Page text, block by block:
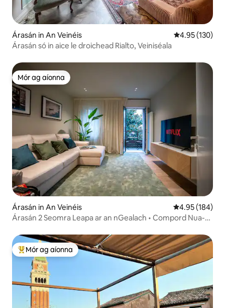
Ospedale agus tá bácús, tearmann,
bialanna, beáir agus tábhairní áitiúla
laistigh de 300m. Tá Cearnóg Rialto agus
St Mark 5 nóiméad ar shiúl.
Árasán in An Veinéis Meánrátáil
4.95 (130)
Árasán só in aice le droichead Rialto, Veiniséala
Mór ag aíonna
Mór ag aíonna
Árasán in An Veinéis Meánrátáil
4.95 (184)
Árasán 2 Seomra Leapa ar an nGealach • Compord Nua-
An-mhór ag aíonna
Mór ag aíonna